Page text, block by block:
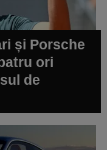
și Porsche
ori
de